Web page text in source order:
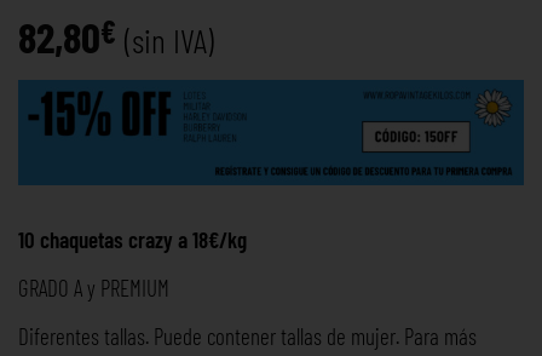
82,80€ (sin IVA)
10 chaquetas crazy a 18€/kg
GRADO A y PREMIUM
Diferentes tallas. Puede contener tallas de mujer. Para más